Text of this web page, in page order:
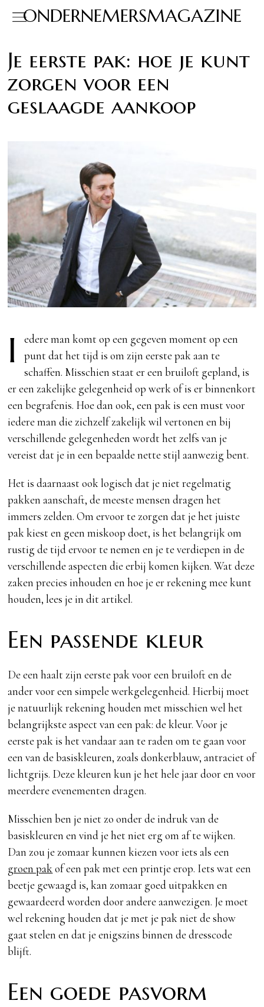
ONDERNEMERSMAGAZINE
Je eerste pak: hoe je kunt
zorgen voor een
geslaagde aankoop
I
edere man komt op een gegeven moment op een
punt dat het tijd is om zijn eerste pak aan te
schaffen. Misschien staat er een bruiloft gepland, is
er een zakelijke gelegenheid op werk of is er binnenkort
een begrafenis. Hoe dan ook, een pak is een must voor
iedere man die zichzelf zakelijk wil vertonen en bij
verschillende gelegenheden wordt het zelfs van je
vereist dat je in een bepaalde nette stijl aanwezig bent.
Het is daarnaast ook logisch dat je niet regelmatig
pakken aanschaft, de meeste mensen dragen het
immers zelden. Om ervoor te zorgen dat je het juiste
pak kiest en geen miskoop doet, is het belangrijk om
rustig de tijd ervoor te nemen en je te verdiepen in de
verschillende aspecten die erbij komen kijken. Wat deze
zaken precies inhouden en hoe je er rekening mee kunt
houden, lees je in dit artikel.
Een passende kleur
De een haalt zijn eerste pak voor een bruiloft en de
ander voor een simpele werkgelegenheid. Hierbij moet
je natuurlijk rekening houden met misschien wel het
belangrijkste aspect van een pak: de kleur. Voor je
eerste pak is het vandaar aan te raden om te gaan voor
een van de basiskleuren, zoals donkerblauw, antraciet of
lichtgrijs. Deze kleuren kun je het hele jaar door en voor
meerdere evenementen dragen.
Misschien ben je niet zo onder de indruk van de
basiskleuren en vind je het niet erg om af te wijken.
Dan zou je zomaar kunnen kiezen voor iets als een
groen pakof een pak met een printje erop. Iets wat een
beetje gewaagd is, kan zomaar goed uitpakken en
gewaardeerd worden door andere aanwezigen. Je moet
wel rekening houden dat je met je pak niet de show
gaat stelen en dat je enigszins binnen de dresscode
blijft.
Een goede pasvorm